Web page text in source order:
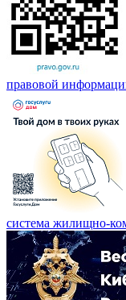
правовой
система жилищно-